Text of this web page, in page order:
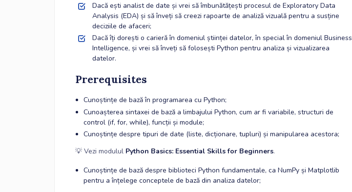
Dacă ești analist de date și vrei să îmbunătățești procesul de Exploratory Data
Analysis (EDA) și să înveți să creezi rapoarte de analiză vizuală pentru a susține
deciziile de afaceri;
Dacă îți dorești o carieră în domeniul științei datelor, în special în domeniul Business
Intelligence, și vrei să înveți să folosești Python pentru analiza și vizualizarea
datelor.
Prerequisites
Cunoștințe de bază în programarea cu Python;
Cunoașterea sintaxei de bază a limbajului Python, cum ar fi variabile, structuri de
control (if, for, while), funcții și module;
Cunoștințe despre tipuri de date (liste, dicționare, tupluri) și manipularea acestora;
💡 Vezi modulul Python Basics: Essential Skills for Beginners.
Cunoștințe de bază despre biblioteci Python fundamentale, ca NumPy și Matplotlib
pentru a înțelege conceptele de bază din analiza datelor;